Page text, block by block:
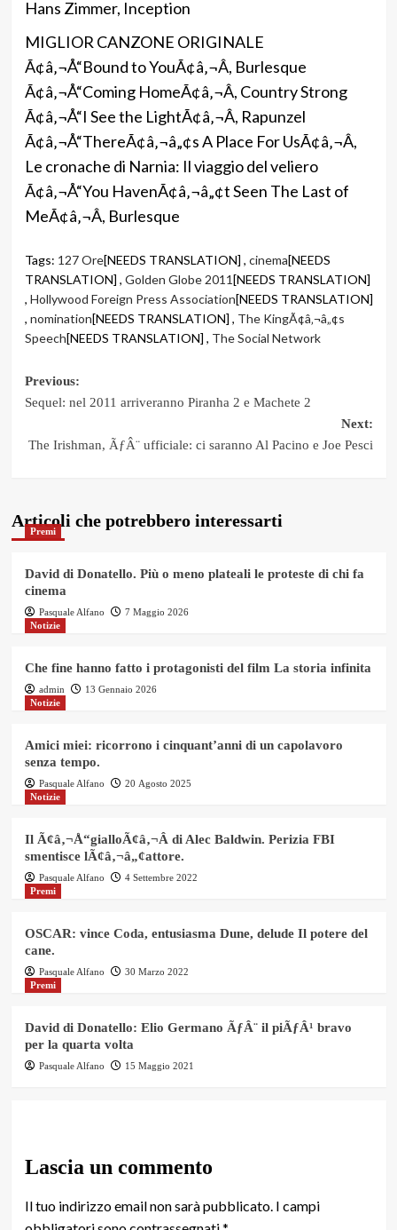
Hans Zimmer, Inception
MIGLIOR CANZONE ORIGINALE
Ã¢â‚¬Å“Bound to YouÃ¢â‚¬Â, Burlesque
Ã¢â‚¬Å“Coming HomeÃ¢â‚¬Â, Country Strong
Ã¢â‚¬Å“I See the LightÃ¢â‚¬Â, Rapunzel
Ã¢â‚¬Å“ThereÃ¢â‚¬â„¢s A Place For UsÃ¢â‚¬Â,
Le cronache di Narnia: Il viaggio del veliero
Ã¢â‚¬Å“You HavenÃ¢â‚¬â„¢t Seen The Last of
MeÃ¢â‚¬Â, Burlesque
Tags: 127 Ore[NEEDS TRANSLATION] , cinema[NEEDS
TRANSLATION] , Golden Globe 2011[NEEDS TRANSLATION]
, Hollywood Foreign Press Association[NEEDS TRANSLATION]
, nomination[NEEDS TRANSLATION] , The KingÃ¢â‚¬â„¢s
Speech[NEEDS TRANSLATION] , The Social Network
Post
Previous:
Sequel: nel 2011 arriveranno Piranha 2 e Machete 2
Next:
The Irishman, ÃƒÂ¨ ufficiale: ci saranno Al Pacino e Joe Pesci
Articoli che potrebbero interessarti
Premi
David di Donatello. Più o meno plateali le proteste di chi fa
cinema
Pasquale Alfano
7 Maggio 2026
Notizie
Che fine hanno fatto i protagonisti del film La storia infinita
admin
13 Gennaio 2026
Notizie
Amici miei: ricorrono i cinquant’anni di un capolavoro
senza tempo.
Pasquale Alfano
20 Agosto 2025
Notizie
Il Ã¢â‚¬Å“gialloÃ¢â‚¬Â di Alec Baldwin. Perizia FBI
smentisce lÃ¢â‚¬â„¢attore.
Pasquale Alfano
4 Settembre 2022
Premi
OSCAR: vince Coda, entusiasma Dune, delude Il potere del
cane.
Pasquale Alfano
30 Marzo 2022
Premi
David di Donatello: Elio Germano ÃƒÂ¨ il piÃƒÂ¹ bravo
per la quarta volta
Pasquale Alfano 15 Maggio 2021
Lascia un commento
Il tuo indirizzo email non sarà pubblicato. I campi